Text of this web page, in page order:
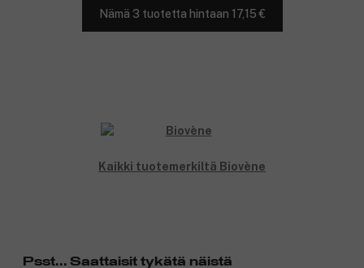
Nämä 3 tuotetta hintaan 17,15 €
Kaikki tuotemerkiltä Biovène
Psst... Saattaisit tykätä näistä